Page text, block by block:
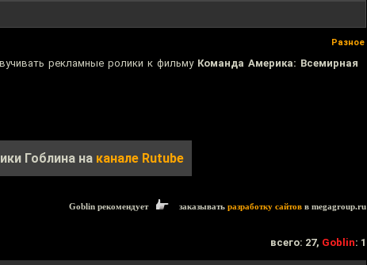
Разное
рекламные ролики к фильму Команда Америка: Всемирная
Гоблина на канале Rutube
Goblin рекомендует заказывать разработку сайтов в megagroup.ru
всего: 27, Goblin: 1